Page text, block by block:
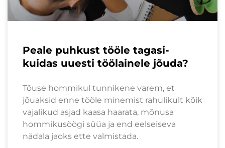
Peale puhkust tööle tagasi-
kuidas uuesti töölainele jõuda?
Tõuse hommikul tunnikene varem, et
jõuaksid enne tööle minemist rahulikult kõik
vajalikud asjad kaasa haarata, mõnusa
hommikusöögi süüa ja end eelseiseva
nädala jaoks ette valmistada.